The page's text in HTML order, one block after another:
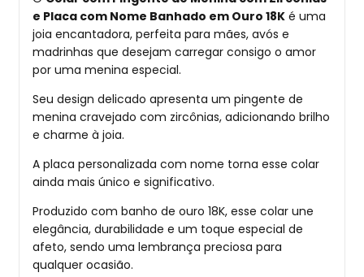
e Placa com Nome Banhado em Ouro 18K é uma
joia encantadora, perfeita para mães, avós e
madrinhas que desejam carregar consigo o amor
por uma menina especial.
Seu design delicado apresenta um pingente de
menina cravejado com zircônias, adicionando brilho
e charme à joia.
A placa personalizada com nome torna esse colar
ainda mais único e significativo.
Produzido com banho de ouro 18K, esse colar une
elegância, durabilidade e um toque especial de
afeto, sendo uma lembrança preciosa para
qualquer ocasião.